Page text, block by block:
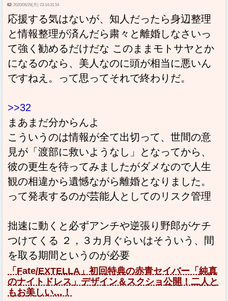
62: 2020/06/29(月) 23:14:31.54
応援する気はないが、知人だったら身辺整理
と情報整理が済んだら粛々と離婚しなさいっ
て強く勧めるだけだな このままモトサヤとか
になるのなら、美人なのに頭が相当に悪いん
ですねえ。って思ってそれで終わりだ。
>>32
まあまだ分からんよ
こういうのは情報が全て出切って、世間の意
見が「渡部に救いようなし」となってから、
彼の更生を待ってみましたがダメなので人生
観の相違から遺憾ながら離婚となりました。
って発表するのが芸能人としてのリスク管理
拙速に動くと必ずアンチや逆張り野郎がケチ
つけてくる ２，３カ月ぐらいはそういう、間
を取る期間というのが必要
「Fate/EXTELLA」初回特典の赤青セイバー「純真
のナイトドレス」デザイン＆スクショ公開！二人と
もお美しい…！